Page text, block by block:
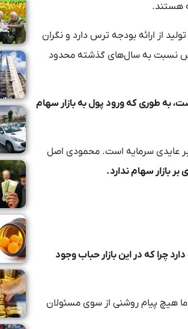
هستند.
از ارائه بودجه ترس دارد و نگران
نسبت به سال‌های گذشته محدود
به طوری که ورود پول به بازار سهام
عایدی سرمایه است. محمودی اصل
بازار سهام ندارد.
چرا که در این بازار حباب وجود
هیچ پیام روشنی از سوی مسئولان